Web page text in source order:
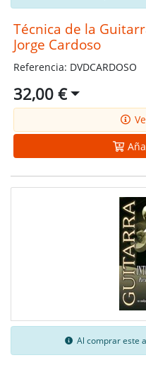
Técnica de la
Jorge Cardoso
Referencia: DVDCARDOSO
32,00 €
Al comprar este